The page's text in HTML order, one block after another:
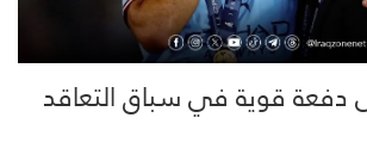
دفعة قوية في سباق التعاقد